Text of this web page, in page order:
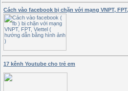
Cách vào facebook bị chặn với mạng VNPT,
17 kênh Youtube cho trẻ em